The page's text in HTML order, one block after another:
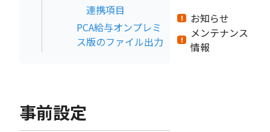
連携項目
PCA給与オンプレミ
ス版のファイル出力
事前設定
お知らせ
メンテナンス
情報